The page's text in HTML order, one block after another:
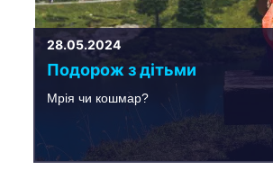
28.05.2024
Подорож з дітьми
Мрія чи кошмар?